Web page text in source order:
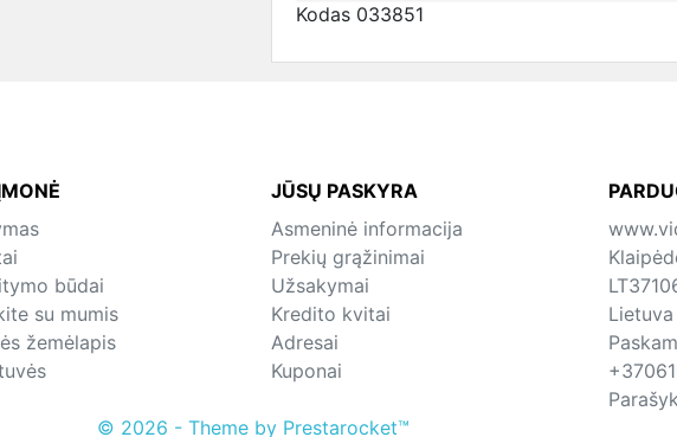
Kodas 033851
būdai
su mumis
žemėlapis
JŪSŲ PASKYRA
Asmeninė informacija
Prekių grąžinimai
Užsakymai
Kredito kvitai
Adresai
Kuponai
Lietuva
© 2026 - Theme by Prestarocket™